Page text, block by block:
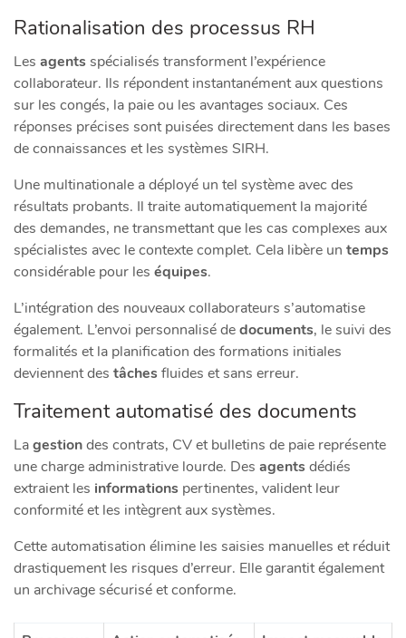
Rationalisation des processus RH
Les agentsspécialisés transforment l’expérience
collaborateur. Ils répondent instantanément aux questions
sur les congés, la paie ou les avantages sociaux. Ces
réponses précises sont puisées directement dans les bases
de connaissances et les systèmes SIRH.
Une multinationale a déployé un tel système avec des
résultats probants. Il traite automatiquement la majorité
des demandes, ne transmettant que les cas complexes aux
spécialistes avec le contexte complet. Cela libère un temps
considérable pour les équipes.
L’intégration des nouveaux collaborateurs s’automatise
également. L’envoi personnalisé dedocuments, le suivi des
formalités et la planification des formations initiales
deviennent des tâchesfluides et sans erreur.
Traitement automatisé des documents
Lagestiondes contrats, CV et bulletins de paie représente
une charge administrative lourde. Des agentsdédiés
extraient les informations pertinentes, valident leur
conformité et les intègrent aux systèmes.
Cette automatisation élimine les saisies manuelles et réduit
drastiquement les risques d’erreur. Elle garantit également
un archivage sécurisé et conforme.